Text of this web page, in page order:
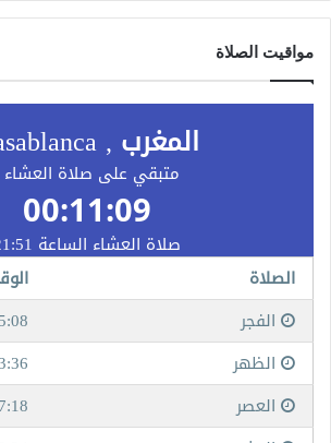
مواقيت الصلاة